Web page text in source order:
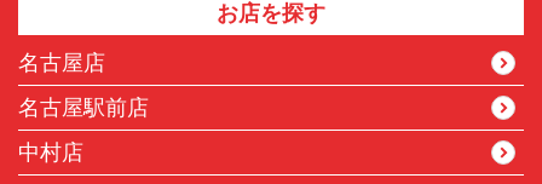
お店を探す
名古屋店
名古屋駅前店
中村店